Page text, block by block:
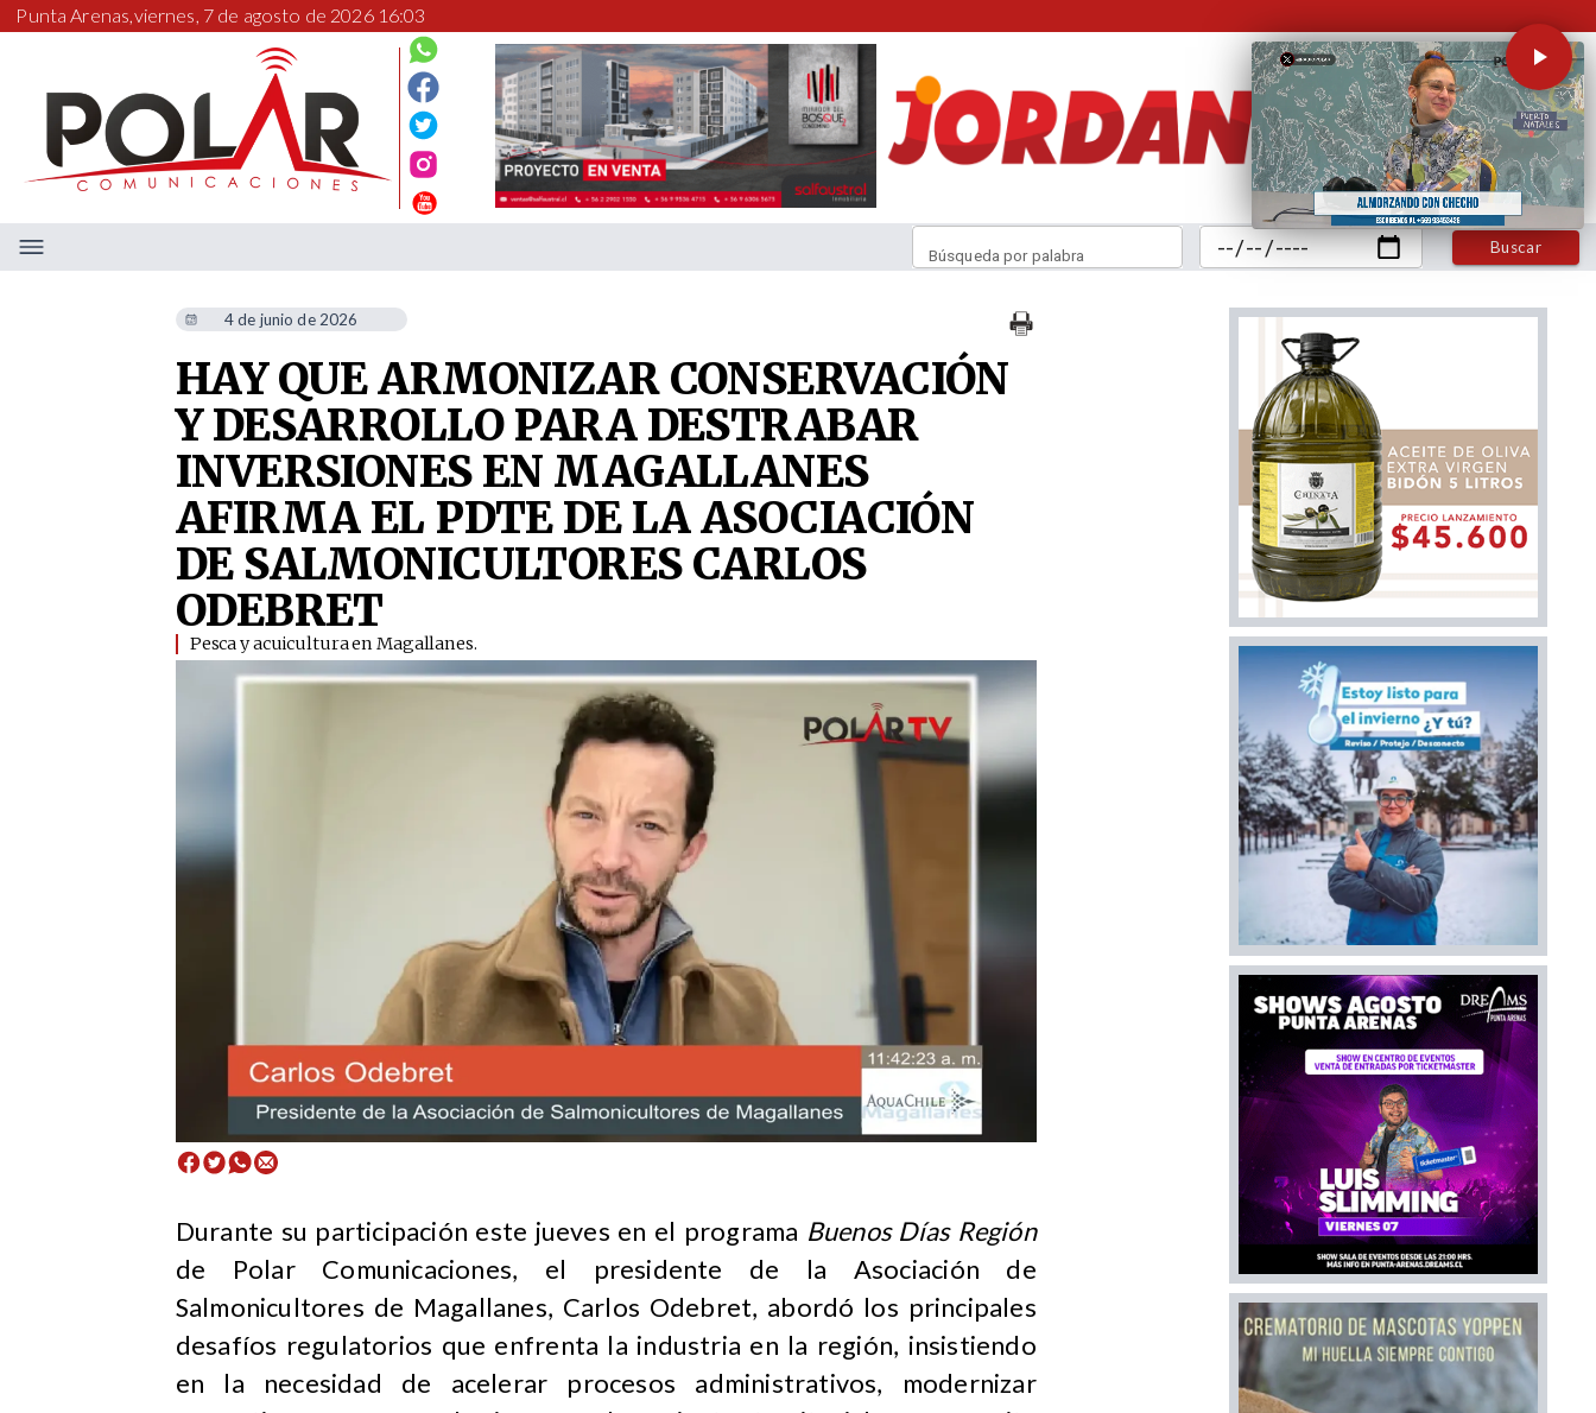
Punta Arenas,viernes, 7 de agosto de 2026 16:03
Buscar
Búsqueda por palabra
4 de junio de 2026
HAY QUE ARMONIZAR CONSERVACIÓN
Y DESARROLLO PARA DESTRABAR
INVERSIONES EN MAGALLANES
AFIRMA EL PDTE DE LA ASOCIACIÓN
DE SALMONICULTORES CARLOS
ODEBRET
Pesca y acuicultura en Magallanes.
​Durante su participación este jueves en el programa Buenos Días Región
de Polar Comunicaciones, el presidente de la Asociación de
Salmonicultores de Magallanes, Carlos Odebret, abordó los principales
desafíos regulatorios que enfrenta la industria en la región, insistiendo
en la necesidad de acelerar procesos administrativos, modernizar